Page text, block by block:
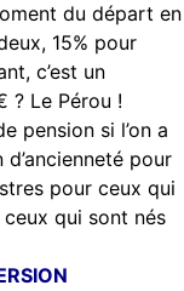
du départ en
15% pour
c’est un
? Le Pérou !
pension si l’on a
pour
pour ceux qui
qui sont nés